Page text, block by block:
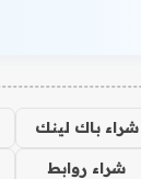
شراء باك لينك
شراء روابط